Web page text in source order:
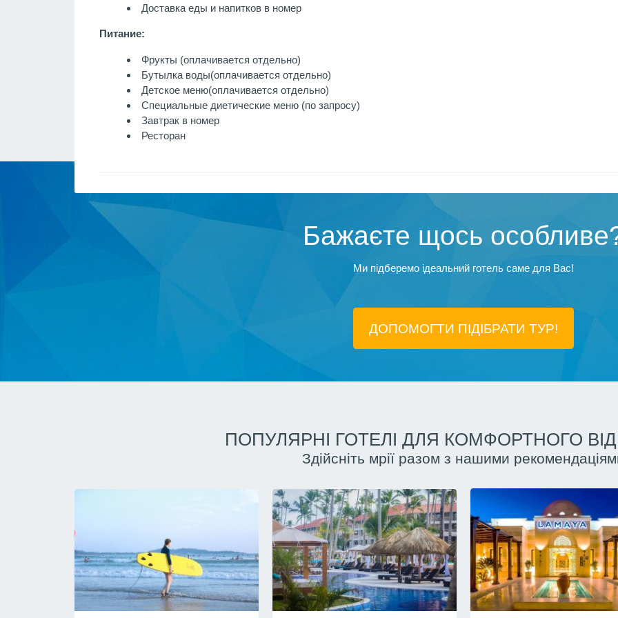
Доставка еды и напитков в номер
Питание:
Фрукты (оплачивается отдельно)
Бутылка воды(оплачивается отдельно)
Детское меню(оплачивается отдельно)
Специальные диетические меню (по запросу)
Завтрак в номер
Ресторан
Бажаєте щось
Ми підберемо ідеальний готель саме для Вас!
ДОПОМОГТИ ПІДIБРАТИ ТУР!
ПОПУЛЯРНІ ГОТЕЛІ ДЛЯ КОМФОРТНОГО
Здійсніть мрії разом з нашими